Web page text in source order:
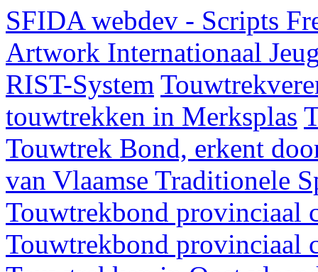
SFIDA webdev - Scripts
Artwork Internationaal
RIST-System
touwtrekken in Merksplas
Touwtrek Bond, erkent
van Vlaamse Traditionele
Touwtrekbond provinciaal
Touwtrekbond provinciaal